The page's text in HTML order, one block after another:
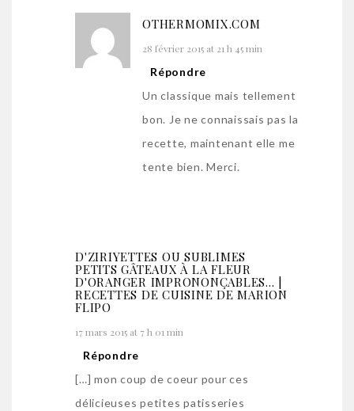
OTHERMOMIX.COM
28 février 2015 at 21 h 45 min
Répondre
Un classique mais tellement
bon. Je ne connaissais pas la
recette, maintenant elle me
tente bien. Merci.
D'ZIRIYETTES OU SUBLIMES
PETITS GÂTEAUX À LA FLEUR
D'ORANGER IMPRONONÇABLES... |
RECETTES DE CUISINE DE MARION
FLIPO
17 mars 2015 at 7 h 01 min
Répondre
[…] mon coup de coeur pour ces
délicieuses petites patisseries